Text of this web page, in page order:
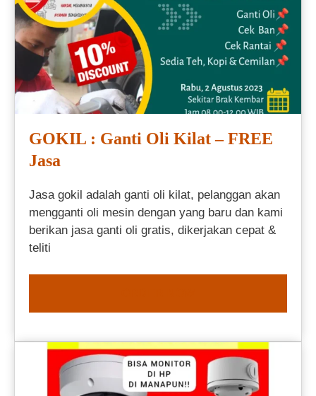
GOKIL : Ganti Oli Kilat – FREE
Jasa
Jasa gokil adalah ganti oli kilat, pelanggan akan
mengganti oli mesin dengan yang baru dan kami
berikan jasa ganti oli gratis, dikerjakan cepat &
teliti